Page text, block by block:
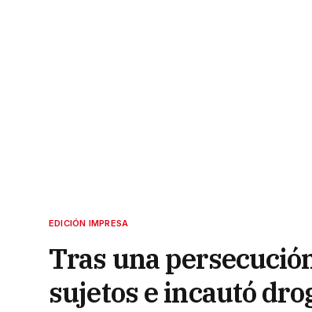
EDICIÓN IMPRESA
Tras una
sujetos e incautó